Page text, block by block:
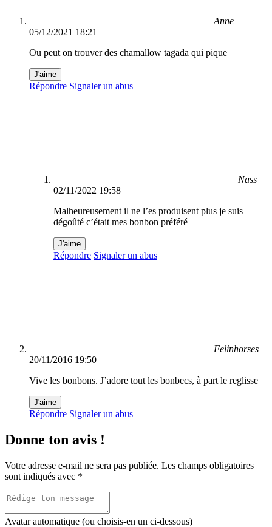
Anne
05/12/2021 18:21
Ou peut on trouver des chamallow tagada qui pique
J'aime
Répondre Signaler un abus
Nass
02/11/2022 19:58
Malheureusement il ne l’es produisent plus je suis
dégoûté c’était mes bonbon préféré
J'aime
Répondre Signaler un abus
Felinhorses
20/11/2016 19:50
Vive les bonbons. J’adore tout les bonbecs, à part le reglisse
J'aime
Répondre Signaler un abus
Donne ton avis !
Votre adresse e-mail ne sera pas publiée. Les champs obligatoires
sont indiqués avec *
Avatar automatique (ou choisis-en un ci-dessous)